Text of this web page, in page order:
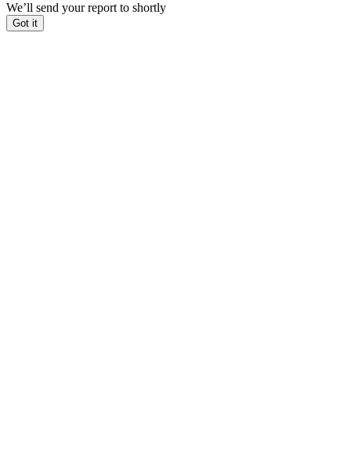
We’ll send your report to shortly
Got it